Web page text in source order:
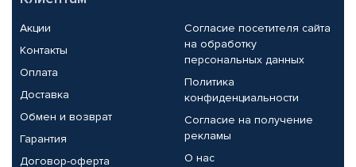
Акции
Контакты
Оплата
Доставка
Обмен и возврат
Гарантия
Договор-оферта
Согласие посетителя сайта
на обработку
персональных данных
Политика
конфиденциальности
Согласие на получение
рекламы
О нас